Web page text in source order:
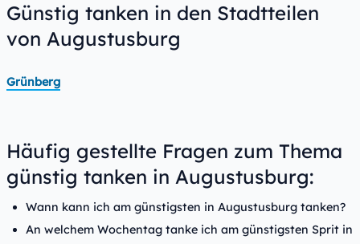
Günstig tanken in den Stadtteilen
von Augustusburg
Grünberg
Häufig gestellte Fragen zum Thema
günstig tanken in Augustusburg:
Wann kann ich am günstigsten in Augustusburg tanken?
An welchem Wochentag tanke ich am günstigsten Sprit in